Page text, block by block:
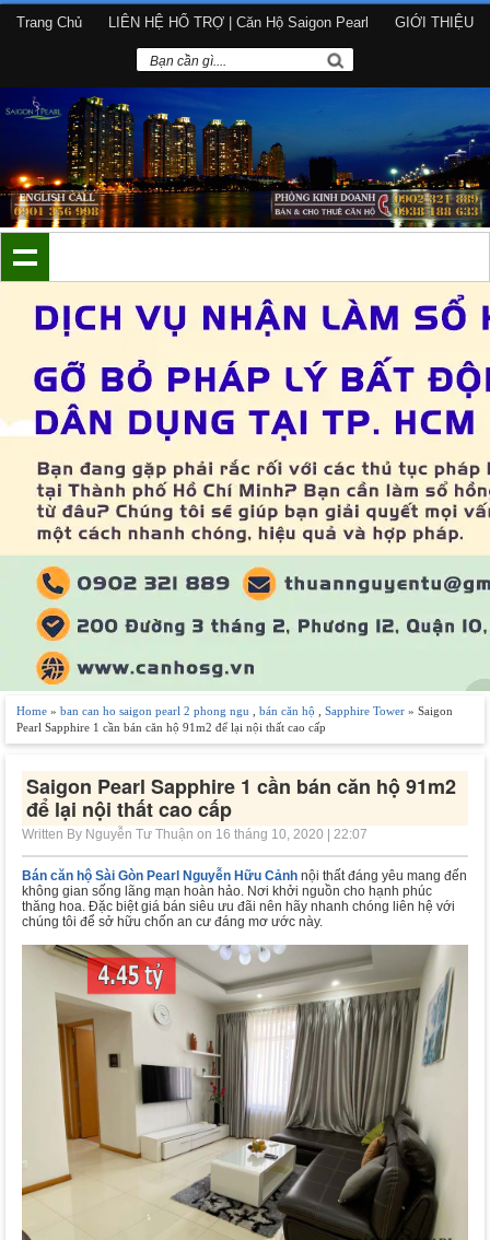
Trang Chủ LIÊN HỆ HỔ TRỢ | Căn Hộ Saigon Pearl GIỚI THIỆU
Home » ban can ho saigon pearl 2 phong ngu bán căn hộ Sapphire Tower » Saigon
Pearl Sapphire 1 cần bán căn hộ 91m2 để lại nội thất cao cấp
Saigon Pearl Sapphire 1 cần bán căn hộ 91m2
để lại nội thất cao cấp
Written By Nguyễn Tư Thuận on 16 tháng 10, 2020 | 22:07
Bán căn hộ Sài Gòn Pearl Nguyễn Hữu Cảnh nội thất đáng yêu mang đến
không gian sống lãng mạn hoàn hảo. Nơi khởi nguồn cho hạnh phúc
thăng hoa. Đặc biệt giá bán siêu ưu đãi nên hãy nhanh chóng liên hệ với
chúng tôi để sở hữu chốn an cư đáng mơ ước này.